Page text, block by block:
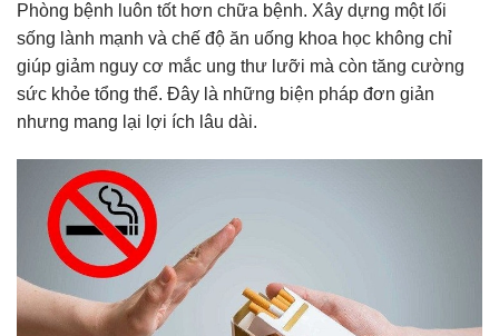
Phòng bệnh luôn tốt hơn chữa bệnh. Xây dựng một lối
sống lành mạnh và chế độ ăn uống khoa học không chỉ
giúp giảm nguy cơ mắc ung thư lưỡi mà còn tăng cường
sức khỏe tổng thể. Đây là những biện pháp đơn giản
nhưng mang lại lợi ích lâu dài.